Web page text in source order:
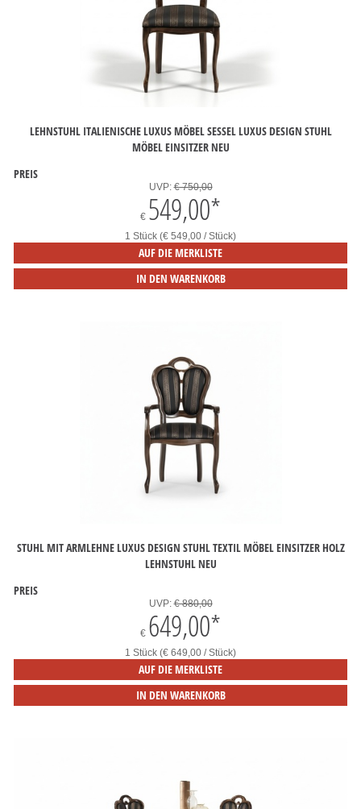
LEHNSTUHL ITALIENISCHE LUXUS MÖBEL SESSEL LUXUS DESIGN STUHL
MÖBEL EINSITZER NEU
PREIS
UVP:€ 750,00
€ 549,00*
1 Stück (€ 549,00 / Stück)
AUF DIE MERKLISTE
IN DEN WARENKORB
STUHL MIT ARMLEHNE LUXUS DESIGN STUHL TEXTIL MÖBEL EINSITZER HOLZ
LEHNSTUHL NEU
PREIS
UVP:€ 880,00
€ 649,00*
1 Stück (€ 649,00 / Stück)
AUF DIE MERKLISTE
IN DEN WARENKORB